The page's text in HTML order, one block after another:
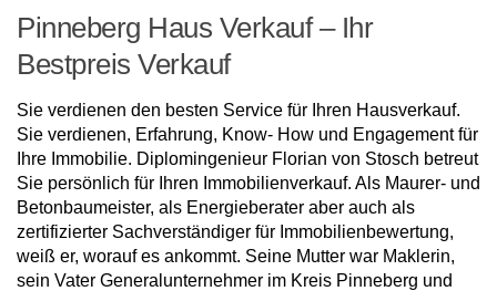
Pinneberg Haus Verkauf – Ihr
Bestpreis Verkauf
Sie verdienen den besten Service für Ihren Hausverkauf.
Sie verdienen, Erfahrung, Know- How und Engagement für
Ihre Immobilie. Diplomingenieur Florian von Stosch betreut
Sie persönlich für Ihren Immobilienverkauf. Als Maurer- und
Betonbaumeister, als Energieberater aber auch als
zertifizierter Sachverständiger für Immobilienbewertung,
weiß er, worauf es ankommt. Seine Mutter war Maklerin,
sein Vater Generalunternehmer im Kreis Pinneberg und